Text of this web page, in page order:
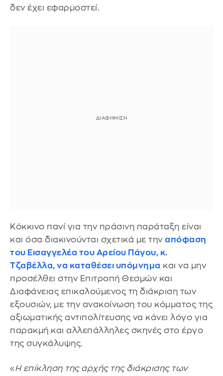
δεν έχει εφαρμοστεί.
Κόκκινο πανί για την πράσινη παράταξη είναι
και όσα διακινούνται σχετικά με την απόφαση
του Εισαγγελέα του Αρείου Πάγου, κ.
Τζαβέλλα, να καταθέσει υπόμνημα και να μην
προσέλθει στην Επιτροπή Θεσμών και
Διαφάνειας επικαλούμενος τη διάκριση των
εξουσιών, με την ανακοίνωση του κόμματος της
αξιωματικής αντιπολίτευσης να κάνει λόγο για
παρακμή και αλλεπάλληλες σκηνές στο έργο
της συγκάλυψης.
«Η επίκληση της αρχής της διάκρισης των